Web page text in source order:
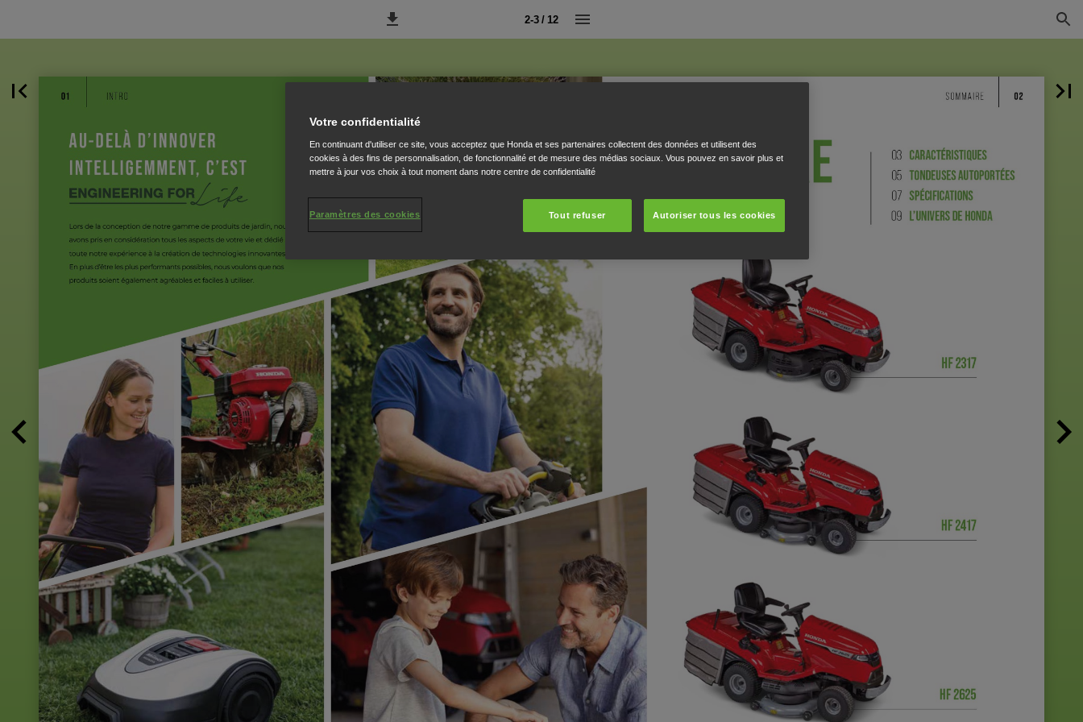
2-3 / 12
Votre confidentialité
En continuant d'utiliser ce site, vous acceptez que Honda et ses partenaires collectent des données et utilisent des
cookies à des fins de personnalisation, de fonctionnalité et de mesure des médias sociaux. Vous pouvez en savoir plus et
mettre à jour vos choix à tout moment dans notre centre de confidentialité
Tout refuser Autoriser tous les cookies
Paramètres des cookies